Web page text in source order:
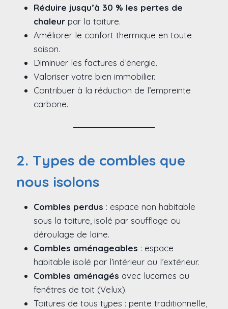
Réduire jusqu’à 30 % les pertes de
chaleur par la toiture.
Améliorer le confort thermique en toute
saison.
Diminuer les factures d’énergie.
Valoriser votre bien immobilier.
Contribuer à la réduction de l’empreinte
carbone.
2. Types de combles que
nous isolons
Combles perdus : espace non habitable
sous la toiture, isolé par soufflage ou
déroulage de laine.
Combles aménageables : espace
habitable isolé par l’intérieur ou l’extérieur.
Combles aménagés avec lucarnes ou
fenêtres de toit (Velux).
Toitures de tous types : pente traditionnelle,